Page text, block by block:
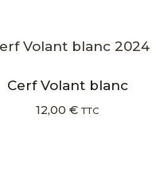
Cerf Volant blanc
12,00 € TTC